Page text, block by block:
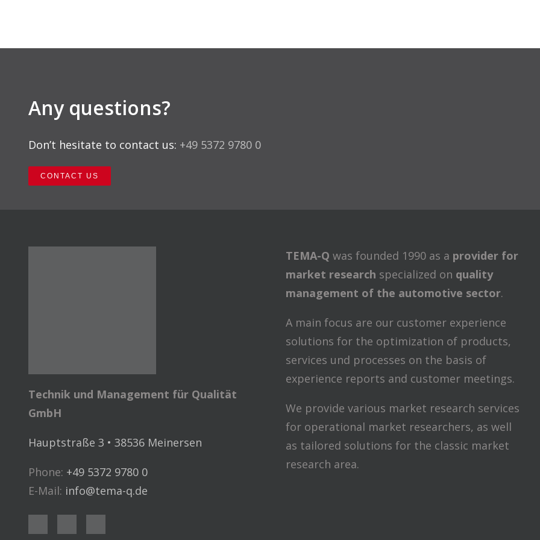
Any questions?
Don’t hesitate to contact us: +49 5372 9780 0
CONTACT US
Technik und Management für Qualität
GmbH
Hauptstraße 3 • 38536 Meinersen
Phone: +49 5372 9780 0
E-Mail: info@tema-q.de
TEMA-Q was founded 1990 as a provider for
market research specialized on quality
management of the automotive sector.
A main focus are our customer experience
solutions for the optimization of products,
services und processes on the basis of
experience reports and customer meetings.
We provide various market research services
for operational market researchers, as well
as tailored solutions for the classic market
research area.